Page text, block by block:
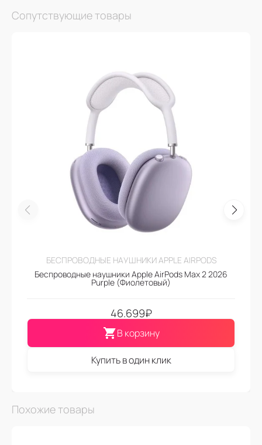
Сопутствующие товары
БЕСПРОВОДНЫЕ НАУШНИКИ APPLE AIRPODS
Беспроводные наушники Apple AirPods Max 2 2026
Purple (Фиолетовый)
46.699₽
В корзину
Купить в один клик
Похожие товары